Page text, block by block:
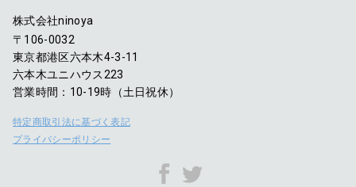
株式会社ninoya
〒106-0032
東京都港区六本木4-3-11
六本木ユニハウス223
営業時間：10-19時（土日祝休）
特定商取引法に基づく表記
プライバシーポリシー